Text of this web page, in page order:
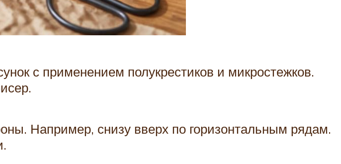
с применением полукрестиков и микростежков.
Например, снизу вверх по горизонтальным рядам.